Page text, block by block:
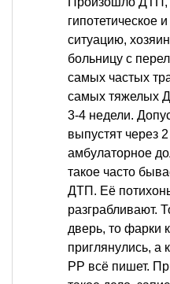
гипотетическое
ситуацию,
больницу с
самых частых
самых тяжелых
3-4 недели.
выпустят через
амбулаторное
такое часто
ДТП. Её
разграбливают.
дверь, то фарки
приглянулись, а
РР всё пишет.